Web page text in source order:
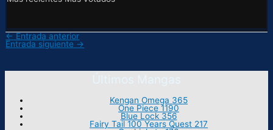
← Entrada anterior
Entrada siguiente →
Últimos Mangas
Kengan Omega 365
One Piece 1190
Blue Lock 356
Fairy Tail 100 Years Quest 217